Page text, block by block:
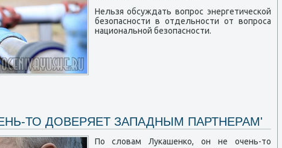
Нельзя обсуждать вопрос энергетической
безопасности в отдельности от вопроса
национальной безопасности.
ТО ДОВЕРЯЕТ ЗАПАДНЫМ ПАРТНЕРАМ'
По словам Лукашенко, он не очень-то